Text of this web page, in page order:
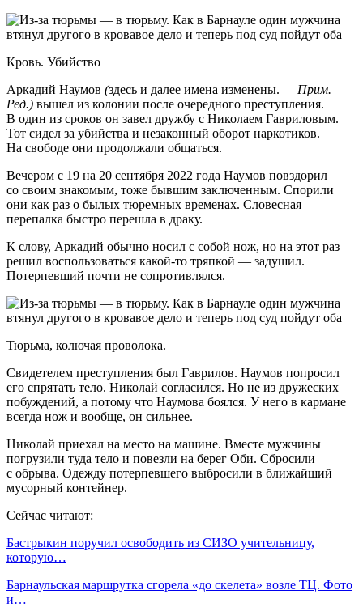
Кровь. Убийство
Аркадий Наумов (здесь и далее имена изменены. — Прим.
Ред.) вышел из колонии после очередного преступления.
В один из сроков он завел дружбу с Николаем Гавриловым.
Тот сидел за убийства и незаконный оборот наркотиков.
На свободе они продолжали общаться.
Вечером с 19 на 20 сентября 2022 года Наумов повздорил
со своим знакомым, тоже бывшим заключенным. Спорили
они как раз о былых тюремных временах. Словесная
перепалка быстро перешла в драку.
К слову, Аркадий обычно носил с собой нож, но на этот раз
решил воспользоваться какой-то тряпкой — задушил.
Потерпевший почти не сопротивлялся.
Тюрьма, колючая проволока.
Свидетелем преступления был Гаврилов. Наумов попросил
его спрятать тело. Николай согласился. Но не из дружеских
побуждений, а потому что Наумова боялся. У него в кармане
всегда нож и вообще, он сильнее.
Николай приехал на место на машине. Вместе мужчины
погрузили туда тело и повезли на берег Оби. Сбросили
с обрыва. Одежду потерпевшего выбросили в ближайший
мусорный контейнер.
Сейчас читают:
Бастрыкин поручил освободить из СИЗО учительницу,
которую…
Барнаульская маршрутка сгорела «до скелета» возле ТЦ. Фото
и…